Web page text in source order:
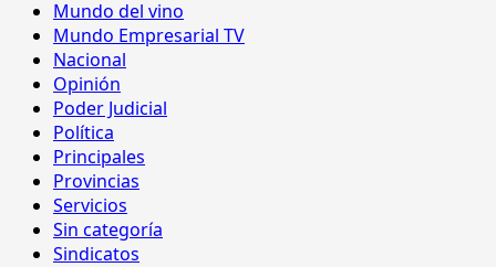
Mundo del vino
Mundo Empresarial TV
Nacional
Opinión
Poder Judicial
Política
Principales
Provincias
Servicios
Sin categoría
Sindicatos